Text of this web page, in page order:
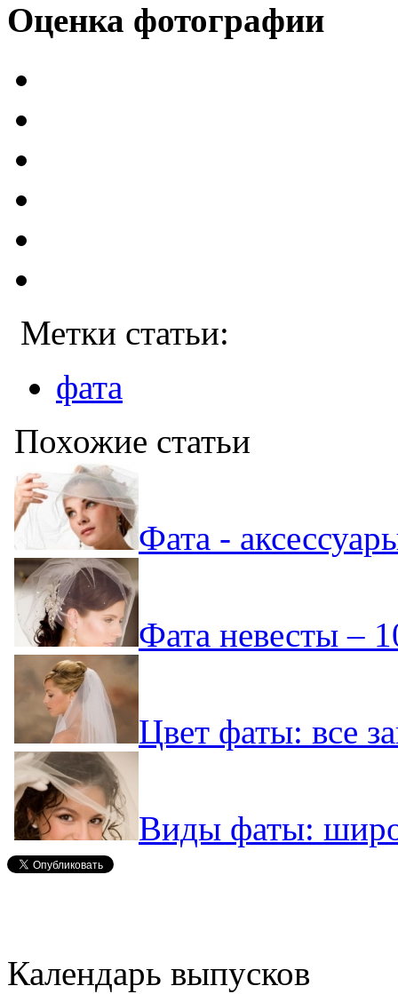
Оценка фотографии
Метки статьи:
фата
Похожие статьи
Фата -
Фата невесты –
Цвет фаты: все
Виды фаты:
Календарь выпусков